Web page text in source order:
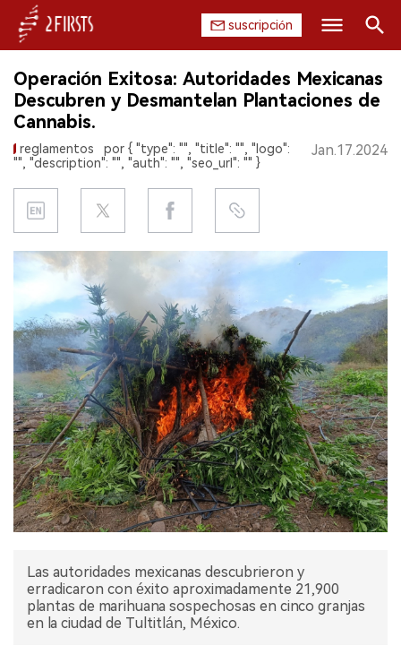
suscripción
INICIO
EMPRESA
REGULACIÓN
CHINA
DATOS
EXPOSICIÓN
ENTREVISTA
Buscar
Operación Exitosa: Autoridades Mexicanas
Descubren y Desmantelan Plantaciones de
Cannabis.
reglamentos
por { "type": "", "title": "", "logo":
"", "description": "", "auth": "", "seo_url": "" }
Jan.17.2024
Las autoridades mexicanas descubrieron y
erradicaron con éxito aproximadamente 21,900
plantas de marihuana sospechosas en cinco granjas
en la ciudad de Tultitlán, México.